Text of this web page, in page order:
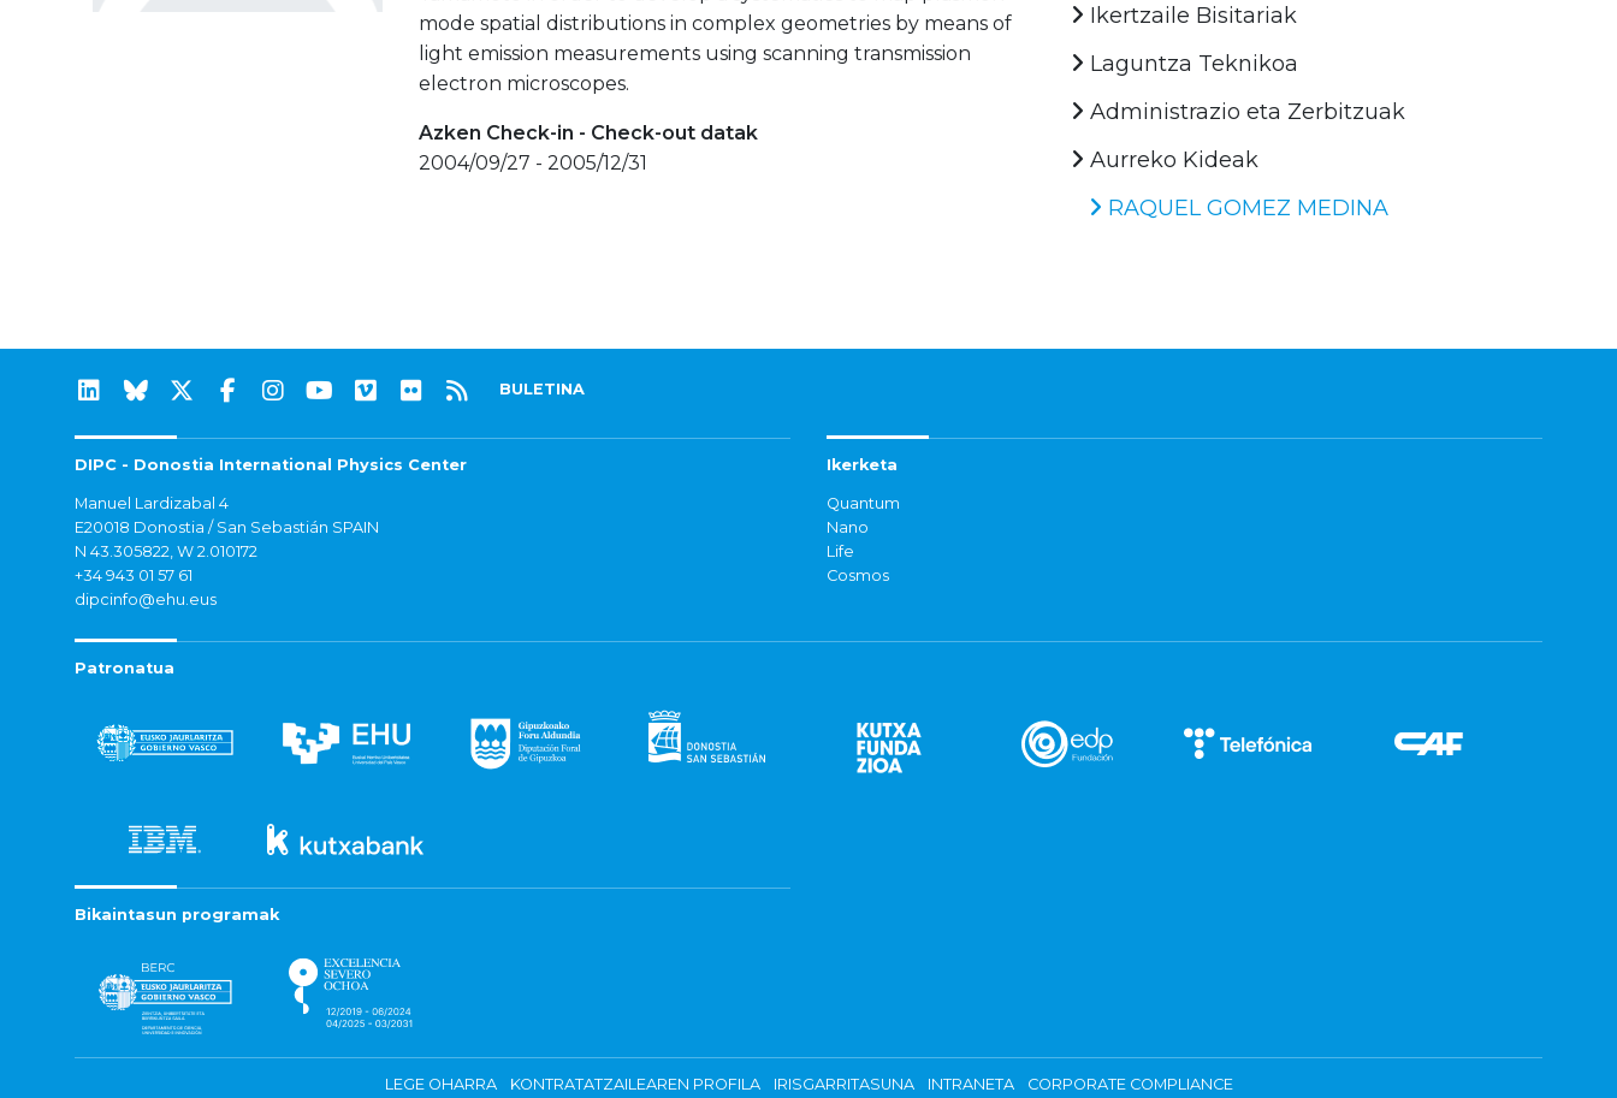
mode spatial distributions in complex geometries by means of
light emission measurements using scanning transmission
electron microscopes.
Azken Check-in - Check-out datak
2004/09/27 - 2005/12/31
Ikertzaile Bisitariak
Laguntza Teknikoa
Administrazio eta Zerbitzuak
Aurreko Kideak
RAQUEL GOMEZ MEDINA
BULETINA
DIPC - Donostia International Physics Center
Manuel Lardizabal 4
E20018 Donostia / San Sebastián SPAIN
N 43.305822, W 2.010172
+34 943 01 57 61
dipcinfo@ehu.eus
Ikerketa
Quantum
Nano
Life
Cosmos
Patronatua
Bikaintasun programak
LEGE OHARRA KONTRATATZAILEAREN PROFILA IRISGARRITASUNA INTRANETA CORPORATE COMPLIANCE